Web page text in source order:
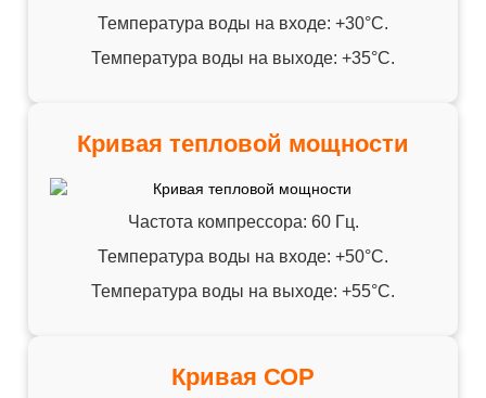
Температура воды на входе: +30°C.
Температура воды на выходе: +35°C.
Кривая тепловой мощности
Частота компрессора: 60 Гц.
Температура воды на входе: +50°C.
Температура воды на выходе: +55°C.
Кривая СОР